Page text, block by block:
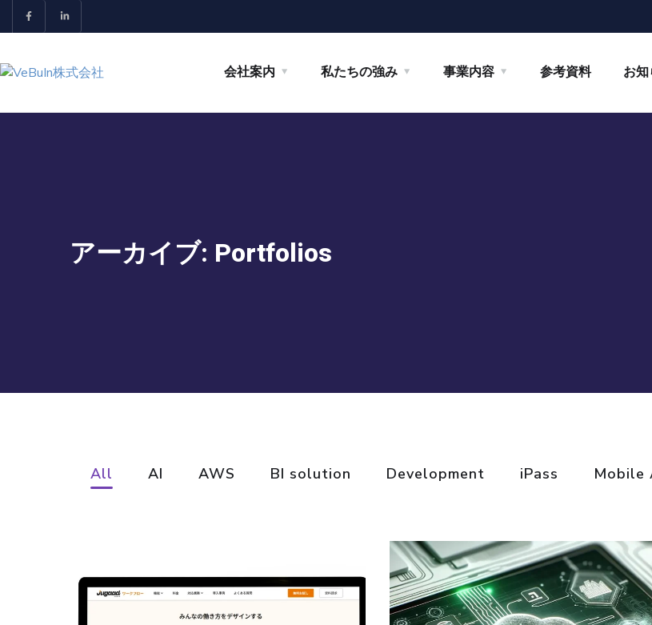
会社案内 私たちの強み 事業内容 参考資料 お
アーカイブ: Portfolios
All AI AWS BI solution Development iPass Mobile
DEVELOPMENT / SYSTEMS PRODUCTS